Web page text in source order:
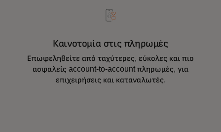
Καινοτομία στις πληρωμές
Επωφεληθείτε από ταχύτερες, εύκολες και πιο
ασφαλείς account-to-account πληρωμές, για
επιχειρήσεις και καταναλωτές.